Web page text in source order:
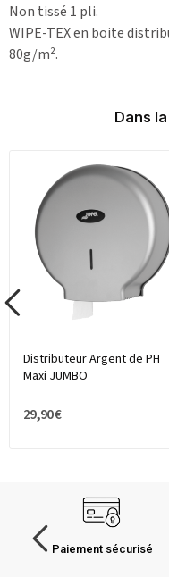
Non tissé 1 pli.
WIPE-TEX en boite
80g/m².
Dans
Distributeur Argent de PH
Maxi JUMBO
29,90 €
Paiement sécurisé